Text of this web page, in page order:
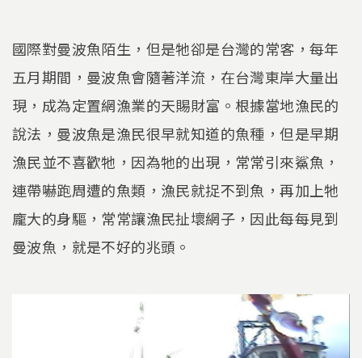
國際對曼波魚陌生，但是牠卻是台灣的常客，每年
五月期間，曼波魚會隨著洋流，在台灣東岸大量出
現，成為定置網漁業的天賜財富。根據當地漁民的
說法，曼波魚是漁民很早就知道的魚種，但是早期
漁民並不喜歡牠，因為牠的出現，常常引來鯊魚，
連帶嚇跑周遭的魚類，漁民就捉不到魚，再加上牠
龐大的身驅，常常讓漁民扯壞網子，因此每每見到
曼波魚，就是不好的兆頭。